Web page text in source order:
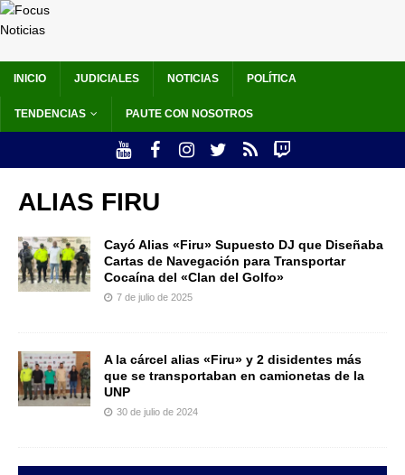
INICIO JUDICIALES NOTICIAS POLÍTICA
TENDENCIAS PAUTE CON NOSOTROS
ALIAS FIRU
Cayó Alias «Firu» Supuesto DJ que Diseñaba
Cartas de Navegación para Transportar
Cocaína del «Clan del Golfo»
7 de julio de 2025
A la cárcel alias «Firu» y 2 disidentes más
que se transportaban en camionetas de la
UNP
30 de julio de 2024